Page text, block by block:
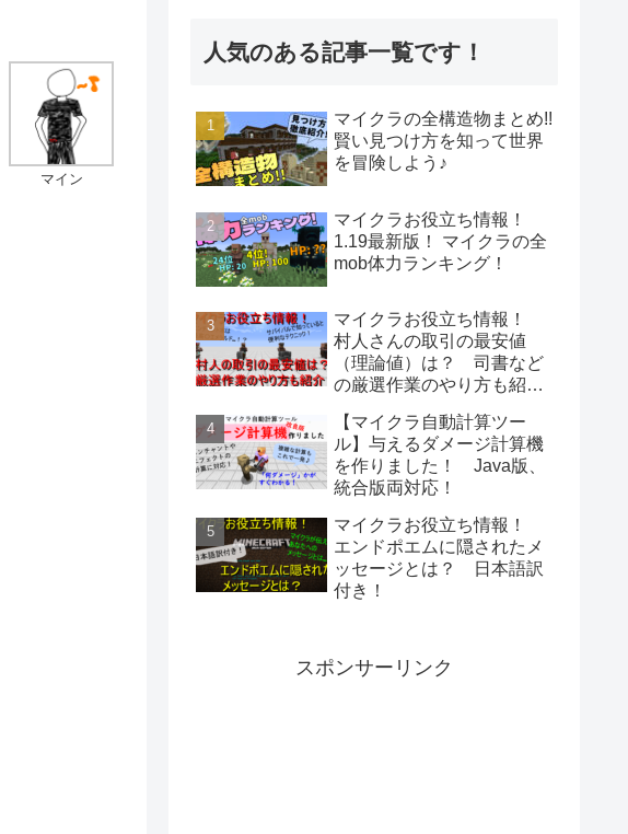
マイン
人気のある記事一覧です！
マイクラの全構造物まとめ!!
賢い見つけ方を知って世界
を冒険しよう♪
マイクラお役立ち情報！
1.19最新版！ マイクラの全
mob体力ランキング！
マイクラお役立ち情報！
村人さんの取引の最安値
（理論値）は？ 司書など
の厳選作業のやり方も紹
【マイクラ自動計算ツー
ル】与えるダメージ計算機
を作りました！ Java版、
統合版両対応！
マイクラお役立ち情報！
エンドポエムに隠されたメ
ッセージとは？ 日本語訳
付き！
スポンサーリンク